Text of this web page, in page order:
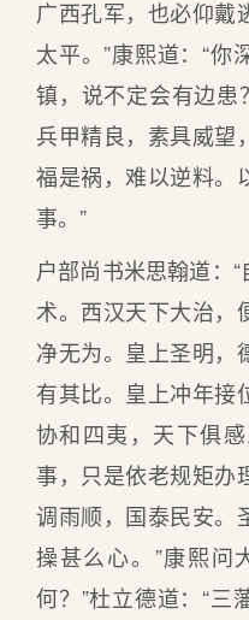
广西孔军，也必仰戴
太平。”康熙道：“你
镇，说不定会有边患
兵甲精良，素具威望
福是祸，难以逆料。
事。”
户部尚书米思翰道：
术。西汉天下大治，
净无为。皇上圣明，
有其比。皇上冲年接
协和四夷，天下俱
事，只是依老规矩办
调雨顺，国泰民安。
操甚么心。”康熙问
何？”杜立德道：“三